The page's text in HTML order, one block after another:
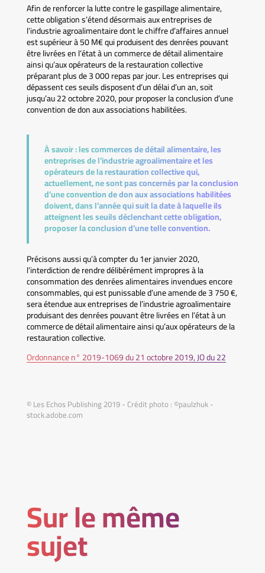
Afin de renforcer la lutte contre le gaspillage alimentaire,
cette obligation s’étend désormais aux entreprises de
l’industrie agroalimentaire dont le chiffre d’affaires annuel
est supérieur à 50 M€ qui produisent des denrées pouvant
être livrées en l’état à un commerce de détail alimentaire
ainsi qu’aux opérateurs de la restauration collective
préparant plus de 3 000 repas par jour. Les entreprises qui
dépassent ces seuils disposent d’un délai d’un an, soit
jusqu’au 22 octobre 2020, pour proposer la conclusion d’une
convention de don aux associations habilitées.
À savoir :les commerces de détail alimentaire, les
entreprises de l’industrie agroalimentaire et les
opérateurs de la restauration collective qui,
actuellement, ne sont pas concernés par la conclusion
d’une convention de don aux associations habilitées
doivent, dans l’année qui suit la date à laquelle ils
atteignent les seuils déclenchant cette obligation,
proposer la conclusion d’une telle convention.
Précisons aussi qu’à compter du 1er janvier 2020,
l’interdiction de rendre délibérément impropres à la
consommation des denrées alimentaires invendues encore
consommables, qui est punissable d’une amende de 3 750 €,
sera étendue aux entreprises de l’industrie agroalimentaire
produisant des denrées pouvant être livrées en l’état à un
commerce de détail alimentaire ainsi qu’aux opérateurs de la
restauration collective.
Ordonnance n° 2019-1069 du 21 octobre 2019, JO du 22
© Les Echos Publishing 2019 - Crédit photo : ©paulzhuk -
stock.adobe.com
Sur le même
sujet